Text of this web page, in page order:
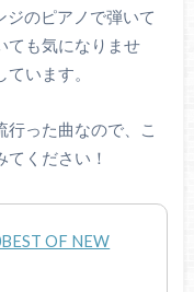
ジのピアノで弾いて
ても気になりませ
います。
った曲なので、こ
ください！
OF NEW